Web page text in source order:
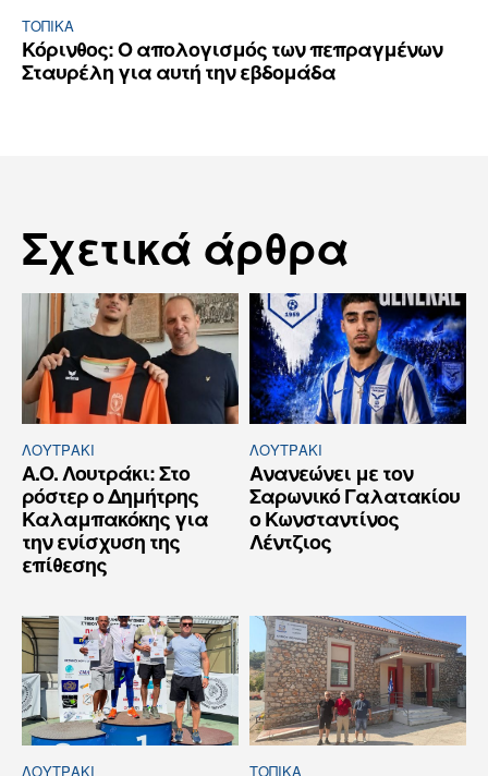
ΤΟΠΙΚΑ
Κόρινθος: Ο απολογισμός των πεπραγμένων
Σταυρέλη για αυτή την εβδομάδα
Σχετικά άρθρα
ΛΟΥΤΡΆΚΙ
Α.Ο. Λουτράκι: Στο
ρόστερ ο Δημήτρης
Καλαμπακόκης για
την ενίσχυση της
επίθεσης
ΛΟΥΤΡΆΚΙ
Ανανεώνει με τον
Σαρωνικό Γαλατακίου
ο Κωνσταντίνος
Λέντζιος
ΛΟΥΤΡΆΚΙ ΤΟΠΙΚΑ